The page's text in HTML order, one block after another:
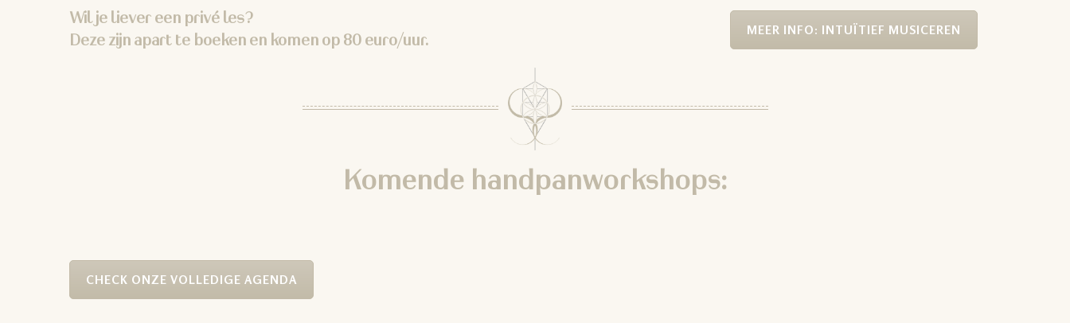
Wil je liever een privé les?
Deze zijn apart te boeken en komen op 80 euro/uur.
MEER INFO: INTUÏTIEF MUSICEREN
Komende handpanworkshops:
CHECK ONZE VOLLEDIGE AGENDA